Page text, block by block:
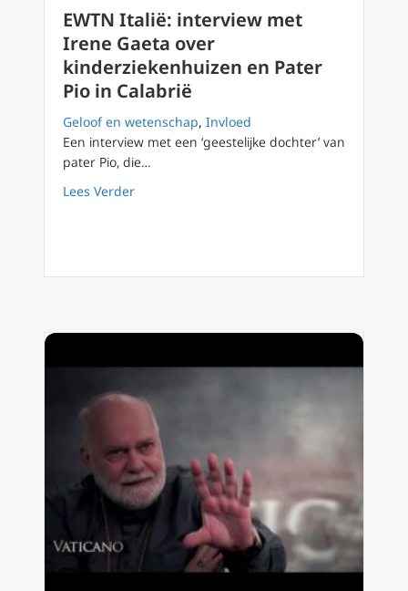
EWTN Italië: interview met
Irene Gaeta over
kinderziekenhuizen en Pater
Pio in Calabrië
Geloof en wetenschap, Invloed
Een interview met een ‘geestelijke dochter’ van
pater Pio, die…
Lees Verderabout EWTN Italië: interview met Irene